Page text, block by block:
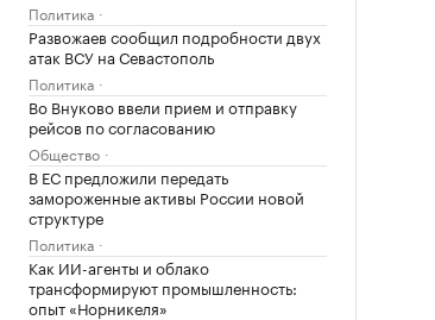
Политика
Развожаев сообщил подробности двух
атак ВСУ на Севастополь
Политика
Во Внуково ввели прием и отправку
рейсов по согласованию
Общество
В ЕС предложили передать
замороженные активы России новой
структуре
Политика
Как ИИ-агенты и облако
трансформируют промышленность:
опыт «Норникеля»